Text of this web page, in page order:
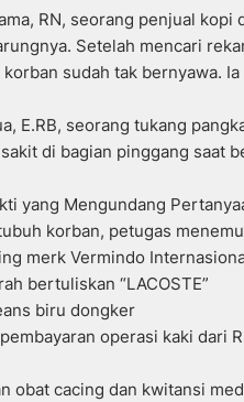
RN, seorang penjual
Setelah mencari
korban sudah tak bernyawa.
E.RB, seorang tukang
di bagian pinggang saat
yang Mengundang
korban, petugas
merk Vermindo
bertuliskan “LACOSTE”
biru dongker
operasi kaki dari
obat cacing dan kwitansi